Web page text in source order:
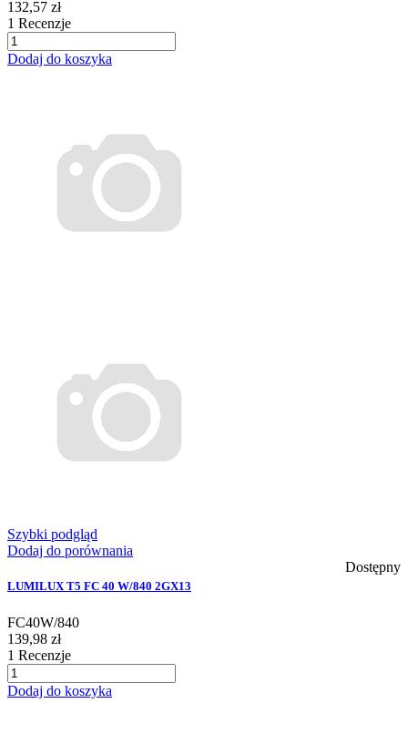
132,57 zł
1 Recenzje
Dodaj do koszyka
Szybki podgląd
Dodaj do porównania
Dostępny
LUMILUX T5 FC 40 W/840 2GX13
FC40W/840
139,98 zł
1 Recenzje
Dodaj do koszyka